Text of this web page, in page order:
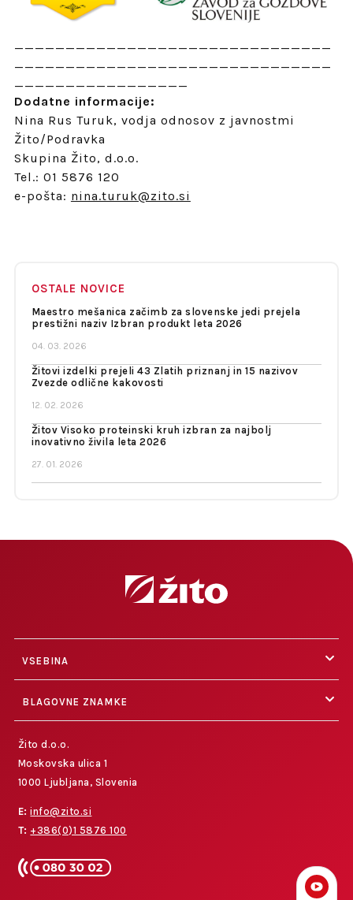
Dodatne informacije:
Nina Rus Turuk, vodja odnosov z javnostmi
Žito/Podravka
Skupina Žito, d.o.o.
Tel.: 01 5876 120
e-pošta: nina.turuk@zito.si
OSTALE NOVICE
Maestro mešanica začimb za slovenske jedi prejela
prestižni naziv Izbran produkt leta 2026
04. 03. 2026
Žitovi izdelki prejeli 43 Zlatih priznanj in 15 nazivov
Zvezde odlične kakovosti
12. 02. 2026
Žitov Visoko proteinski kruh izbran za najbolj
inovativno živila leta 2026
27. 01. 2026
VSEBINA
BLAGOVNE ZNAMKE
Žito d.o.o.
Moskovska ulica 1
1000 Ljubljana, Slovenia
E: info@zito.si
T: +386(0)1 5876 100